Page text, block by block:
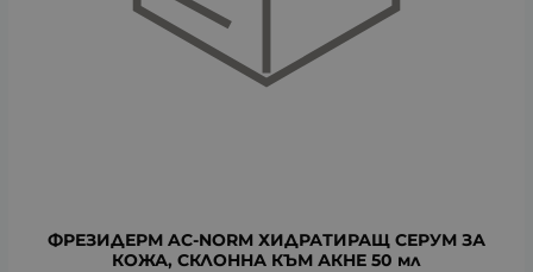
ФРЕЗИДЕРМ AC-NORM ХИДРАТИРАЩ СЕРУМ ЗА
КОЖА, СКЛОННА КЪМ АКНЕ 50 мл